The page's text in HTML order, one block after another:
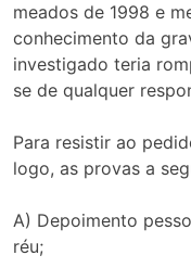
meados de 1998 e
conhecimento da
investigado teria
se de qualquer
Para resistir ao
logo, as provas a
A) Depoimento
réu;